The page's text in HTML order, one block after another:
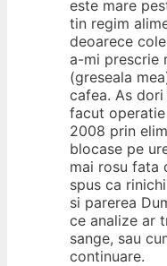
este mare
tin regim
deoarece
a-mi prescrie
(greseala
cafea. As
facut
2008 prin
blocase pe
mai rosu fata
spus ca
si parerea
ce analize ar
sange, sau
continuare.